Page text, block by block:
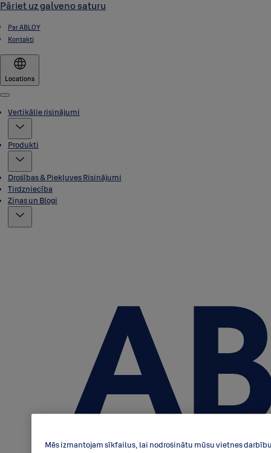
Pāriet uz galveno saturu
Par ABLOY
Kontakti
Locations
Menu
Vertikālie risinājumi
Produkti
Drošības & Piekļuves Risinājumi
Tirdzniecība
Ziņas un Blogi
Mēs izmantojam sīkfailus, lai nodrošinātu mūsu vietnes